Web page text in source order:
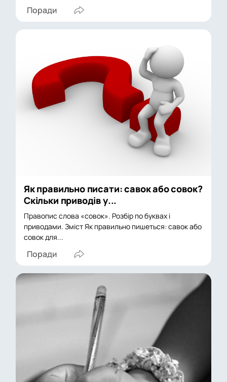
Поради
Як правильно писати: савок або совок?
Скільки приводів у...
Правопис слова «совок». Розбір по буквах і
приводами. Зміст Як правильно пишеться: савок або
совок для...
Поради